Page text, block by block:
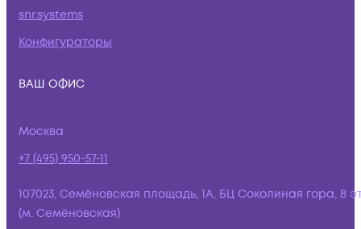
snr.systems
Конфигураторы
ВАШ ОФИС
Москва
+7 (495) 950-57-11
107023, Семёновская площадь, 1А, БЦ Соколиная гора, 8
(м. Семёновская)